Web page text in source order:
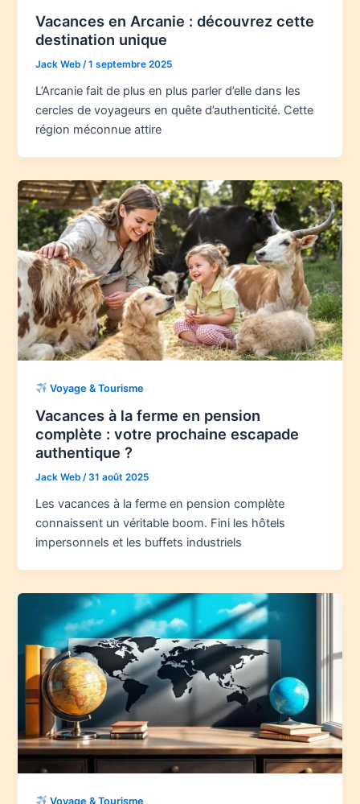
Vacances en Arcanie : découvrez cette
destination unique
Jack Web/1 septembre 2025
L’Arcanie fait de plus en plus parler d’elle dans les
cercles de voyageurs en quête d’authenticité. Cette
région méconnue attire
Voyage & Tourisme
Vacances à la ferme en pension
complète : votre prochaine escapade
authentique ?
Jack Web/31 août 2025
Les vacances à la ferme en pension complète
connaissent un véritable boom. Fini les hôtels
impersonnels et les buffets industriels
Voyage & Tourisme